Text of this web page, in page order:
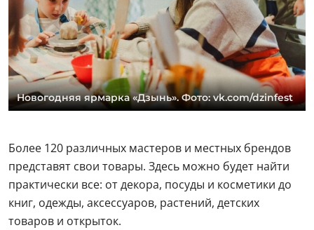
Новогодняя ярмарка «Дзынь». Фото: vk.com/dzinfest
Более 120 различных мастеров и местных брендов
представят свои товары. Здесь можно будет найти
практически все: от декора, посуды и косметики до
книг, одежды, аксессуаров, растений, детских
товаров и открыток.